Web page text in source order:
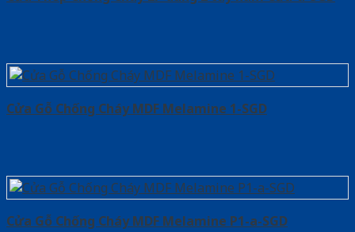
Cửa Gỗ Chống Cháy MDF Melamine 1-SGD
Cửa Gỗ Chống Cháy MDF Melamine P1-a-SGD